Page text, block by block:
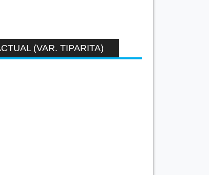
(VAR. TIPARITA)